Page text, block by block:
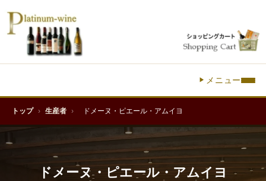
メニュー
トップ › 生産者 › ドメーヌ・ピエール・アムイヨ
ドメーヌ・ピエール・アムイヨ